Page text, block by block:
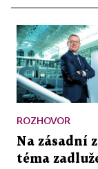
ROZHOVOR
Na zásadní
téma